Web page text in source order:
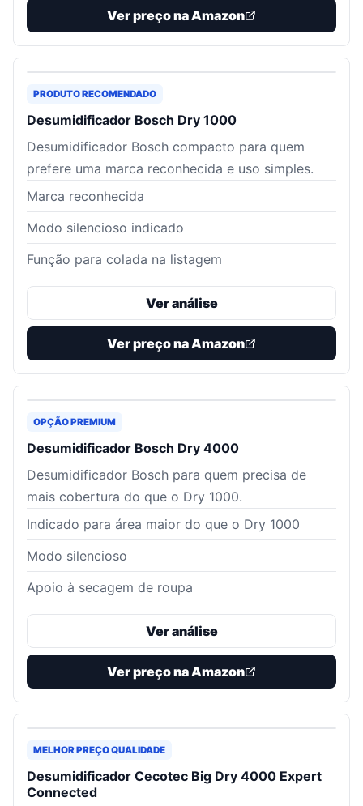
Ver preço na Amazon
PRODUTO RECOMENDADO
Desumidificador Bosch Dry 1000
Desumidificador Bosch compacto para quem
prefere uma marca reconhecida e uso simples.
Marca reconhecida
Modo silencioso indicado
Função para colada na listagem
Ver análise
Ver preço na Amazon
OPÇÃO PREMIUM
Desumidificador Bosch Dry 4000
Desumidificador Bosch para quem precisa de
mais cobertura do que o Dry 1000.
Indicado para área maior do que o Dry 1000
Modo silencioso
Apoio à secagem de roupa
Ver análise
Ver preço na Amazon
MELHOR PREÇO QUALIDADE
Desumidificador Cecotec Big Dry 4000 Expert
Connected